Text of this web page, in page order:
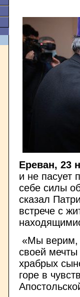
Ереван, 23
и не пасует
себе силы
сказал
встрече с
«Мы верим,
своей
храбрых
горе в